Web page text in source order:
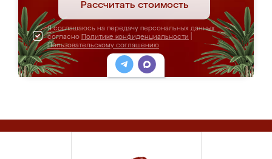
Рассчитать стоимость
Я соглашаюсь на передачу персональных данных
согласно Политике конфиденциальности
Пользовательскому соглашению